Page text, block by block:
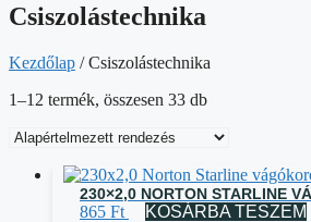
Csiszolástechnika
Kezdőlap / Csiszolástechnika
1–12 termék, összesen 33 db
230×2,0 NORTON STARLINE
865 Ft KOSÁRBA TESZEM